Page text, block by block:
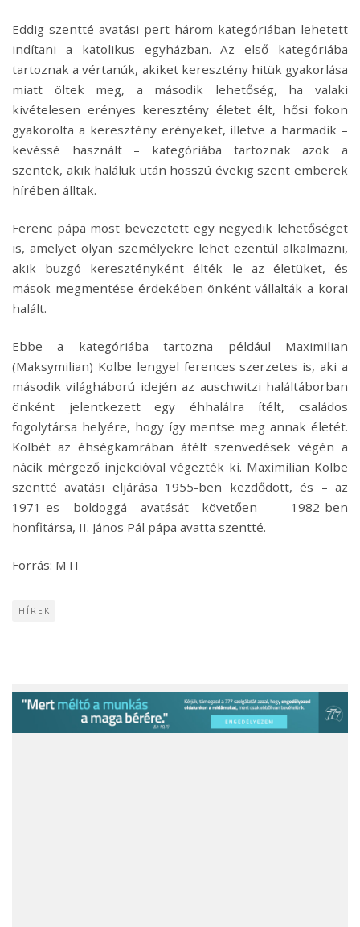
Eddig szentté avatási pert három kategóriában lehetett
indítani a katolikus egyházban. Az első kategóriába
tartoznak a vértanúk, akiket keresztény hitük gyakorlása
miatt öltek meg, a második lehetőség, ha valaki
kivételesen erényes keresztény életet élt, hősi fokon
gyakorolta a keresztény erényeket, illetve a harmadik –
kevéssé használt – kategóriába tartoznak azok a
szentek, akik haláluk után hosszú évekig szent emberek
hírében álltak.
Ferenc pápa most bevezetett egy negyedik lehetőséget
is, amelyet olyan személyekre lehet ezentúl alkalmazni,
akik buzgó keresztényként élték le az életüket, és
mások megmentése érdekében önként vállalták a korai
halált.
Ebbe a kategóriába tartozna például Maximilian
(Maksymilian) Kolbe lengyel ferences szerzetes is, aki a
második világháború idején az auschwitzi haláltáborban
önként jelentkezett egy éhhalálra ítélt, családos
fogolytársa helyére, hogy így mentse meg annak életét.
Kolbét az éhségkamrában átélt szenvedések végén a
nácik mérgező injekcióval végezték ki. Maximilian Kolbe
szentté avatási eljárása 1955-ben kezdődött, és – az
1971-es boldoggá avatását követően – 1982-ben
honfitársa, II. János Pál pápa avatta szentté.
Forrás: MTI
HÍREK